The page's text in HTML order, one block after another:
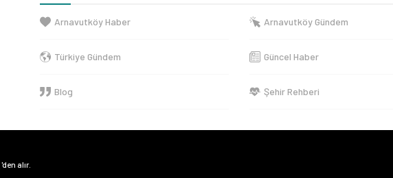
Arnavutköy Haber Arnavutköy Gündem
Türkiye Gündem Güncel Haber
Blog Şehir Rehberi
'den alır.